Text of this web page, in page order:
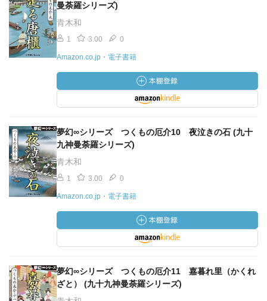
曼荼羅シリーズ)
青木和
1 3.00 0
Amazon.co.jp・電子書籍
夢幻∞シリーズ つくもの厄介10 夜泣きの石 (九十
九神曼荼羅シリーズ)
青木和
1 3.00 0
Amazon.co.jp・電子書籍
夢幻∞シリーズ つくもの厄介11 嘉暮れ里（かくれ
ざと） (九十九神曼荼羅シリーズ)